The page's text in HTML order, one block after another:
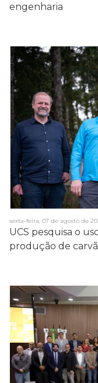
engenharia
sexta-feira, 07 de agosto de
UCS pesquisa o
produção de